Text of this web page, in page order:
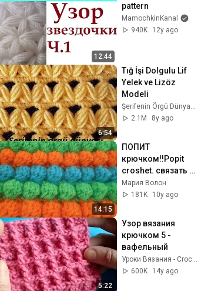
12:44
pattern
MamochkinKanal
940K
12y ago
6:54
Tığ İşi Dolgulu Lif
Yelek ve Lizöz
Modeli
Şerifenin Örgü Dünyası
2.1M
8y ago
14:15
ПОПИТ
крючком!!Popit
croshet. связать
узор "шишечки"
или "попкорн"
crochet popcorn?
Мария Волон
181K
10y ago
5:22
Узор вязания
крючком 5 -
вафельный
Уроки Вязания - Crochet and Knitting lessons
600K
14y ago